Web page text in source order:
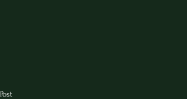
Post